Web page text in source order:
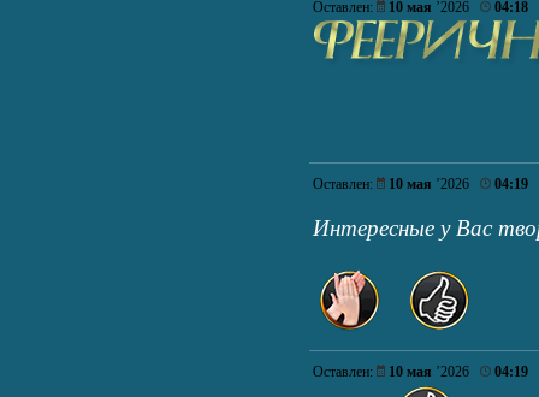
Оставлен: 10 мая ’2026 04:18
Оставлен: 10 мая ’2026 04:19
Интересные у Вас
Оставлен: 10 мая ’2026 04:19